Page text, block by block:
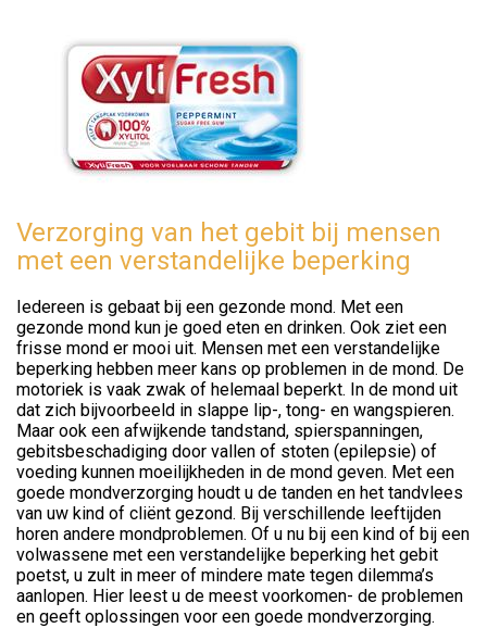
Verzorging van het gebit bij mensen
met een verstandelijke beperking
Iedereen is gebaat bij een gezonde mond. Met een
gezonde mond kun je goed eten en drinken. Ook ziet een
frisse mond er mooi uit. Mensen met een verstandelijke
beperking hebben meer kans op problemen in de mond. De
motoriek is vaak zwak of helemaal beperkt. In de mond uit
dat zich bijvoorbeeld in slappe lip-, tong- en wangspieren.
Maar ook een afwijkende tandstand, spierspanningen,
gebitsbeschadiging door vallen of stoten (epilepsie) of
voeding kunnen moeilijkheden in de mond geven. Met een
goede mondverzorging houdt u de tanden en het tandvlees
van uw kind of cliënt gezond. Bij verschillende leeftijden
horen andere mondproblemen. Of u nu bij een kind of bij een
volwassene met een verstandelijke beperking het gebit
poetst, u zult in meer of mindere mate tegen dilemma’s
aanlopen. Hier leest u de meest voorkomen- de problemen
en geeft oplossingen voor een goede mondverzorging.